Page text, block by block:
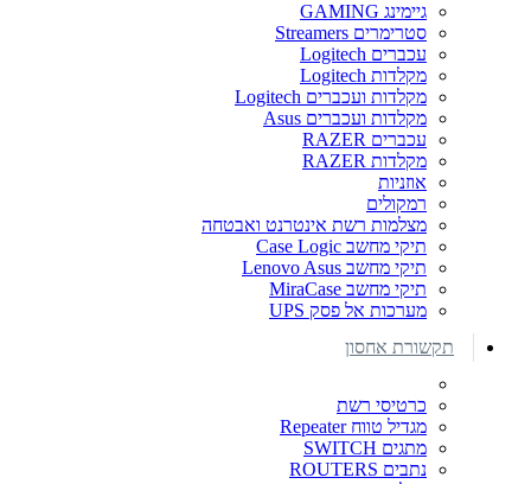
גיימינג GAMING
סטרימרים Streamers
עכברים Logitech
מקלדות Logitech
מקלדות ועכברים Logitech
מקלדות ועכברים Asus
עכברים RAZER
מקלדות RAZER
אוזניות
רמקולים
מצלמות רשת אינטרנט ואבטחה
תיקי מחשב Case Logic
תיקי מחשב Lenovo Asus
תיקי מחשב MiraCase
מערכות אל פסק UPS
תקשורת אחסון
כרטיסי רשת
מגדיל טווח Repeater
מתגים SWITCH
נתבים ROUTERS